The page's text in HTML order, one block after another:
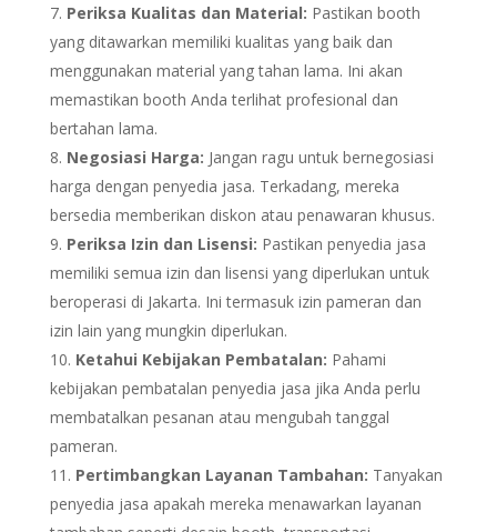
Periksa Kualitas dan Material: Pastikan booth
yang ditawarkan memiliki kualitas yang baik dan
menggunakan material yang tahan lama. Ini akan
memastikan booth Anda terlihat profesional dan
bertahan lama.
Negosiasi Harga: Jangan ragu untuk bernegosiasi
harga dengan penyedia jasa. Terkadang, mereka
bersedia memberikan diskon atau penawaran khusus.
Periksa Izin dan Lisensi: Pastikan penyedia jasa
memiliki semua izin dan lisensi yang diperlukan untuk
beroperasi di Jakarta. Ini termasuk izin pameran dan
izin lain yang mungkin diperlukan.
Ketahui Kebijakan Pembatalan: Pahami
kebijakan pembatalan penyedia jasa jika Anda perlu
membatalkan pesanan atau mengubah tanggal
pameran.
Pertimbangkan Layanan Tambahan: Tanyakan
penyedia jasa apakah mereka menawarkan layanan